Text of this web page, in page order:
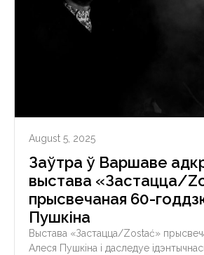
August 5, 2025
Заўтра ў Варшаве
выстава «Застацца/
прысвечаная 60-
Пушкіна
Выстава «Застацца/Zostać»
Алеся Пушкіна і даследуе